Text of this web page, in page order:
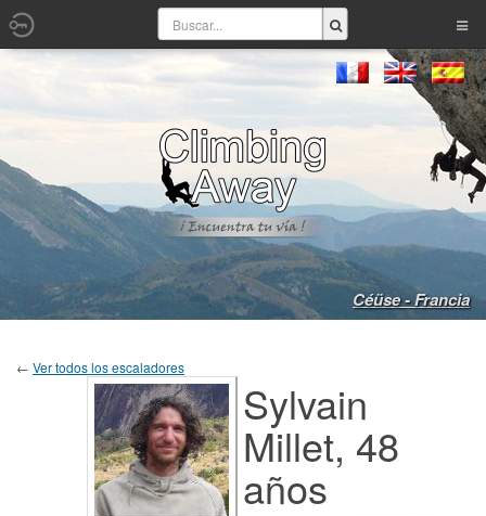
Céüse - Francia
← Ver todos los escaladores
Sylvain
Millet, 48
años